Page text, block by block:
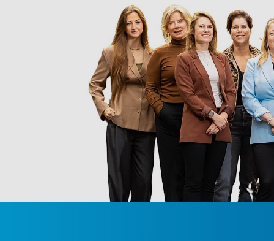
De volledig betegelde badkamer is praktisch en
wastafelmeubel, een inloopdouche en een
formaat en biedt deze een prettige, functionele
Inpandige berging
Aangrenzend bevindt zich de inpandige berging
evenals de opstelling van de cv-ketel (Vaillant,
ruimte praktische mogelijkheden voor extra
Berging & parkeren
Op de begane grond beschikt u over een
complex bevindt zich een eigen parkeerplaats,